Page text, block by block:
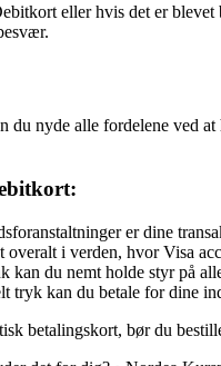
eller hvis det er
nyde alle fordelene ved
er dine
overalt i verden, hvor Visa
kan du nemt holde styr på
tryk kan du betale for dine
betalingskort, bør du